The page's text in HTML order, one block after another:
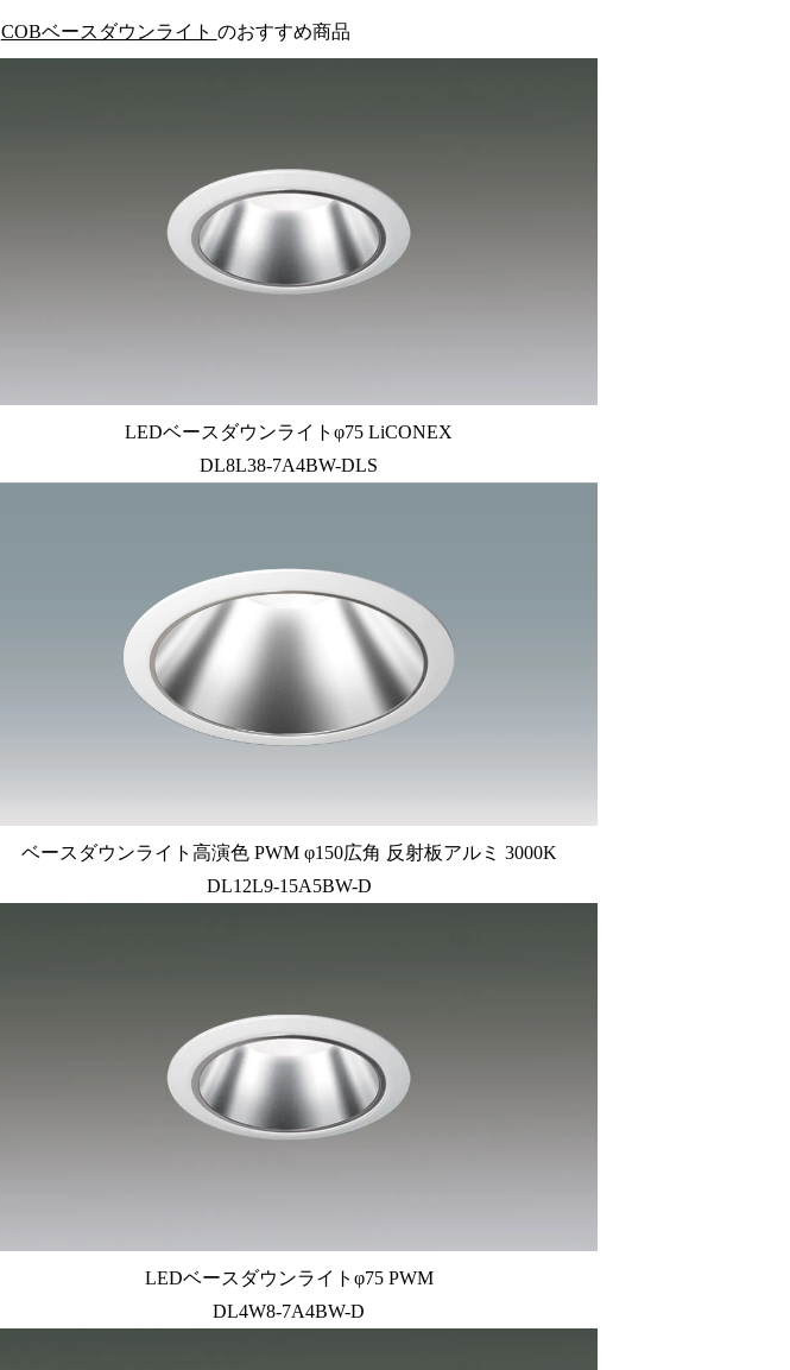
COBベースダウンライト のおすすめ商品
LEDベースダウンライトφ75 LiCONEX
DL8L38-7A4BW-DLS
ベースダウンライト高演色 PWM φ150広角 反射板アルミ 3000K
DL12L9-15A5BW-D
LEDベースダウンライトφ75 PWM
DL4W8-7A4BW-D